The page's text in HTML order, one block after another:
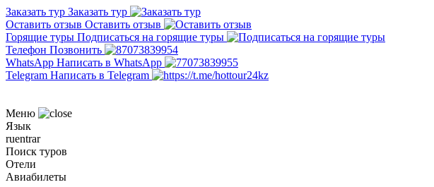
Заказать тур Заказать тур
Оставить отзыв Оставить отзыв
Горящие туры Подписаться на горящие туры
Телефон Позвонить
WhatsApp Написать в WhatsApp
Telegram Написать в Telegram
Меню
Язык
ruentrar
Поиск туров
Отели
Авиабилеты